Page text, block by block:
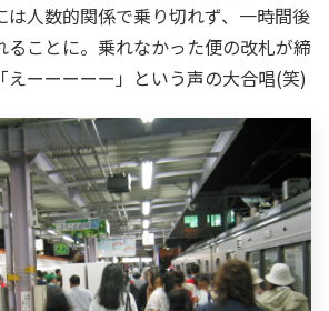
は人数的関係で乗り切れず、一時間後
ることに。乗れなかった便の改札が締
えーーーーー」という声の大合唱(笑)